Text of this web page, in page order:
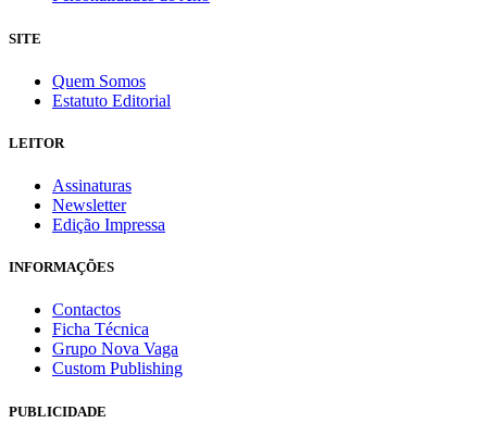
SITE
Quem Somos
Estatuto Editorial
LEITOR
Assinaturas
Newsletter
Edição Impressa
INFORMAÇÕES
Contactos
Ficha Técnica
Grupo Nova Vaga
Custom Publishing
PUBLICIDADE